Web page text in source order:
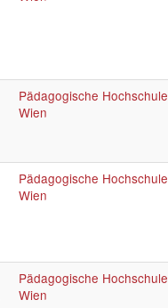
Pädagogische Hochschule
Wien
Pädagogische Hochschule
Wien
Pädagogische Hochschule
Wien